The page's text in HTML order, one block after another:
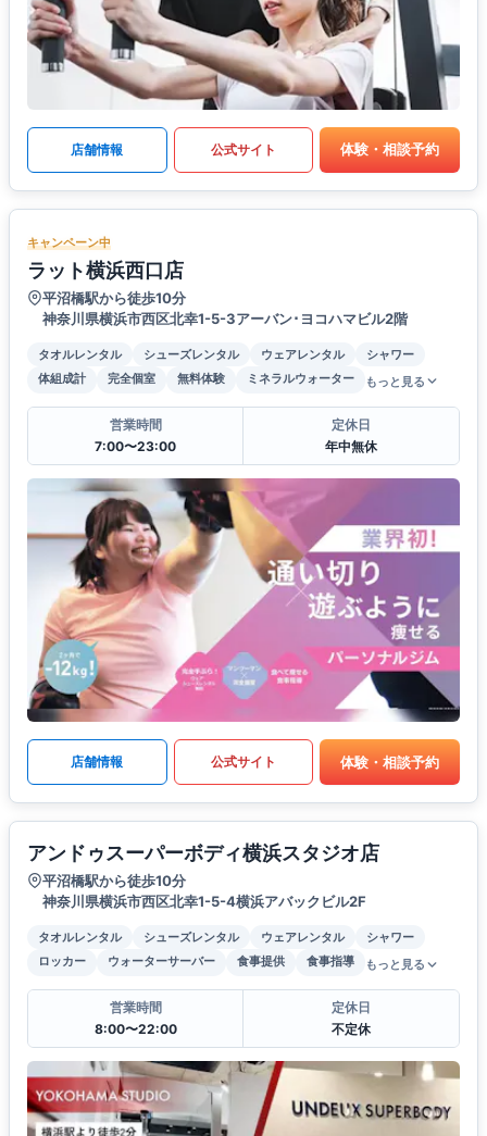
店舗情報 公式サイト 体験・相談予約
キャンペーン中
ラット横浜西口店
平沼橋駅から徒歩10分
神奈川県横浜市西区北幸1-5-3アーバン･ヨコハマビル2階
タオルレンタル シューズレンタル ウェアレンタル
シャワー
体組成計
完全個室 無料体験 ミネラルウォーター もっと見る
営業時間
7:00〜23:00
定休日
年中無休
店舗情報 公式サイト 体験・相談予約
アンドゥスーパーボディ横浜スタジオ店
平沼橋駅から徒歩10分
神奈川県横浜市西区北幸1-5-4横浜アバックビル2F
タオルレンタル シューズレンタル ウェアレンタル
シャワー
ロッカー
ウォーターサーバー 食事提供 食事指導 もっと見る
営業時間
8:00〜22:00
定休日
不定休